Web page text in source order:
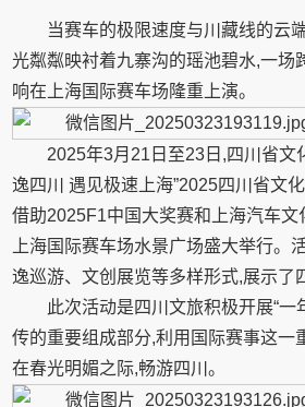
当赛车的极限速度与川藏线的云
光粼粼映衬着九寨沟的瑶池碧水,一场
响在上海国际赛车场隆重上演。
2025年3月21日至23日,四川省文
逸四川 遇见极速上海”2025四川省文
借助2025F1中国大奖赛和上海汽车文
上海国际赛车场水景广场盛大举行。
逸巡游、文创展览等多样形式,展示了
此次活动是四川文旅积极开展“一
传的重要组成部分,利用国际赛事这一
在春光明媚之际,畅游四川。